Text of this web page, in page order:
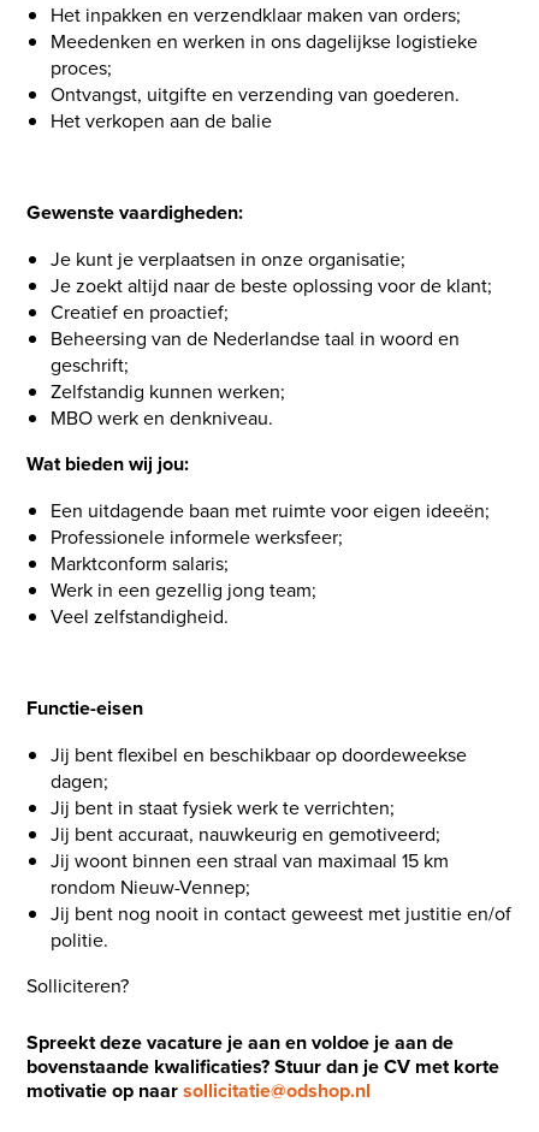
Het inpakken en verzendklaar maken van orders;
Meedenken en werken in ons dagelijkse logistieke
proces;
Ontvangst, uitgifte en verzending van goederen.
Het verkopen aan de balie
Gewenste vaardigheden:
Je kunt je verplaatsen in onze organisatie;
Je zoekt altijd naar de beste oplossing voor de klant;
Creatief en proactief;
Beheersing van de Nederlandse taal in woord en
geschrift;
Zelfstandig kunnen werken;
MBO werk en denkniveau.
Wat bieden wij jou:
Een uitdagende baan met ruimte voor eigen ideeën;
Professionele informele werksfeer;
Marktconform salaris;
Werk in een gezellig jong team;
Veel zelfstandigheid.
Functie-eisen
Jij bent flexibel en beschikbaar op doordeweekse
dagen;
Jij bent in staat fysiek werk te verrichten;
Jij bent accuraat, nauwkeurig en gemotiveerd;
Jij woont binnen een straal van maximaal 15 km
rondom Nieuw-Vennep;
Jij bent nog nooit in contact geweest met justitie en/of
politie.
Solliciteren?
Spreekt deze vacature je aan en voldoe je aan de
bovenstaande kwalificaties? Stuur dan je CV met korte
motivatie op naarsollicitatie@odshop.nl